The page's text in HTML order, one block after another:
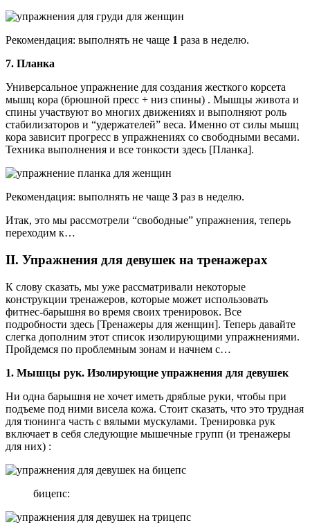
Рекомендация: выполнять не чаще 1 раза в неделю.
7. Планка
Универсальное упражнение для создания жесткого корсета
мышц кора (брюшной пресс + низ спины) . Мышцы живота и
спины участвуют во многих движениях и выполняют роль
стабилизаторов и “удержателей” веса. Именно от силы мышц
кора зависит прогресс в упражнениях со свободными весами.
Техника выполнения и все тонкости здесь [Планка].
Рекомендация: выполнять не чаще 3 раз в неделю.
Итак, это мы рассмотрели “свободные” упражнения, теперь
переходим к…
II. Упражнения для девушек на тренажерах
К слову сказать, мы уже рассматривали некоторые
конструкции тренажеров, которые может использовать
фитнес-барышня во время своих тренировок. Все
подробности здесь [Тренажеры для женщин]. Теперь давайте
слегка дополним этот список изолирующими упражнениями.
Пройдемся по проблемным зонам и начнем с…
1. Мышцы рук. Изолирующие упражнения для девушек
Ни одна барышня не хочет иметь дряблые руки, чтобы при
подъеме под ними висела кожа. Стоит сказать, что это трудная
для тюнинга часть с вялыми мускулами. Тренировка рук
включает в себя следующие мышечные групп (и тренажеры
для них) :
бицепс: